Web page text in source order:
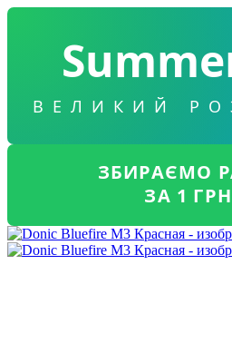
ВЕЛИКИЙ
ЗБИРАЄМО
ЗА 1 ГРН